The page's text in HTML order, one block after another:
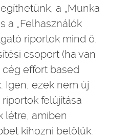
a „Munka
a „Felhasználók
riportok mind ő,
csoport (ha van
cég effort based
Igen, ezek nem új
felújítása
létre, amiben
kihozni belőlük.